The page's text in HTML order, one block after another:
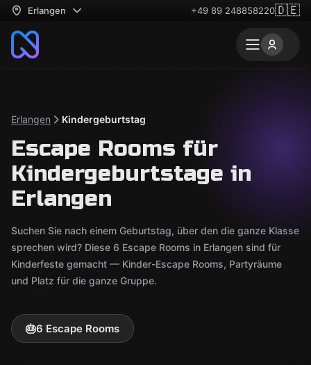
Erlangen +49 89 248858220🇩🇪
Erlangen Kindergeburtstag
Escape Rooms für
Kindergeburtstage in
Erlangen
Suchen Sie nach einem Geburtstag, über den die ganze Klasse
sprechen wird? Diese 6 Escape Rooms in Erlangen sind für
Kinderfeste gemacht — Kinder-Escape Rooms, Partyräume
und Platz für die ganze Gruppe.
🎂6 Escape Rooms